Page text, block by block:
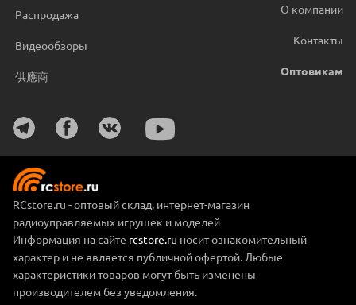
Распродажа
Видеообзоры
供應商
О компании
Контакты
Оптовикам
RCstore.ru - оптовый склад, интернет-магазин
радиоуправляемых игрушек и моделей
Информация на сайте rcstore.ru носит ознакомительный
характер и не является публичной офертой. Любые
характеристики товаров могут быть изменены
производителем без уведомления.